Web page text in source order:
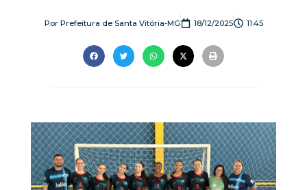
PorPrefeitura de Santa Vitória-MG 18/12/2025 11:45